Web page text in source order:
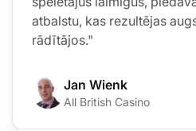
atbalstu, kas rezultējas
rādītājos."
Jan Wienk
All British Casino